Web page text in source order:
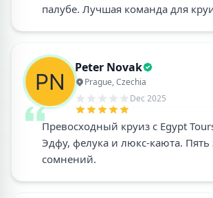
палубе. Лучшая команда для
Peter Novak
Prague, Czechia
Dec 2025
Превосходный круиз с Egypt
Эдфу, фелука и люкс-каюта. Пять
сомнений.